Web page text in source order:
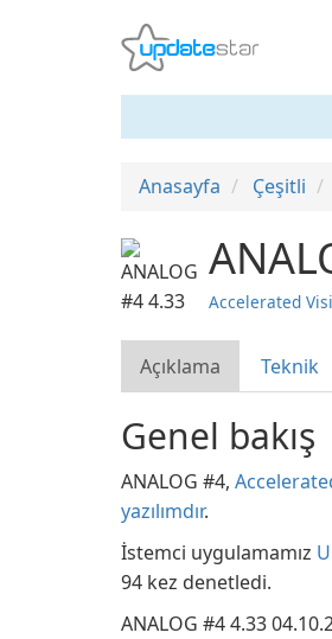
Anasayfa Çeşitli
Accelerated
Açıklama Teknik
Genel bakış
ANALOG #4,
yazılımdır.
İstemci uygulamamız
94 kez denetledi.
ANALOG #4 4.33